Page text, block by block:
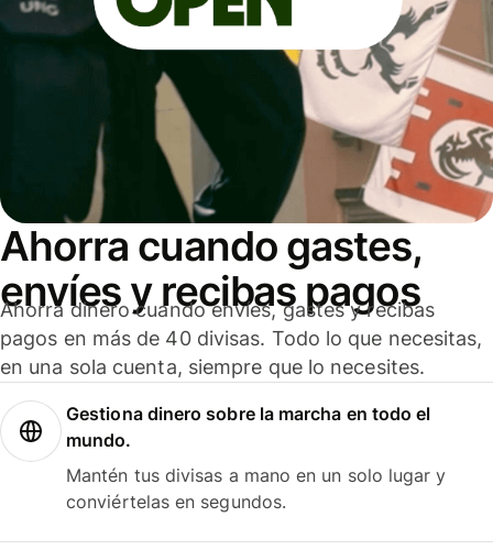
Ahorra cuando gastes,
envíes y recibas pagos
Ahorra dinero cuando envíes, gastes y recibas
pagos en más de 40 divisas. Todo lo que necesitas,
en una sola cuenta, siempre que lo necesites.
Gestiona dinero sobre la marcha en todo el
mundo.
Mantén tus divisas a mano en un solo lugar y
conviértelas en segundos.